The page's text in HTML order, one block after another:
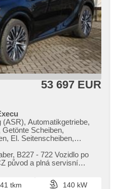
53 697 EUR
Automatikgetriebe,
Scheiben,
El. Seitenscheiben,
Autoradio,
El. Spiegel, beheizte
höheneinstellbare
B227 ​- 722 Vozidlo po
původ a plná servisní
41 tkm
140 kW